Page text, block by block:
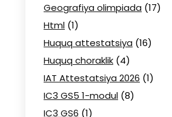
Geografiya olimpiada (17)
Html (1)
Huquq attestatsiya (16)
Huquq choraklik (4)
IAT Attestatsiya 2026 (1)
IC3 GS5 1-modul (8)
IC3 GS6 (1)